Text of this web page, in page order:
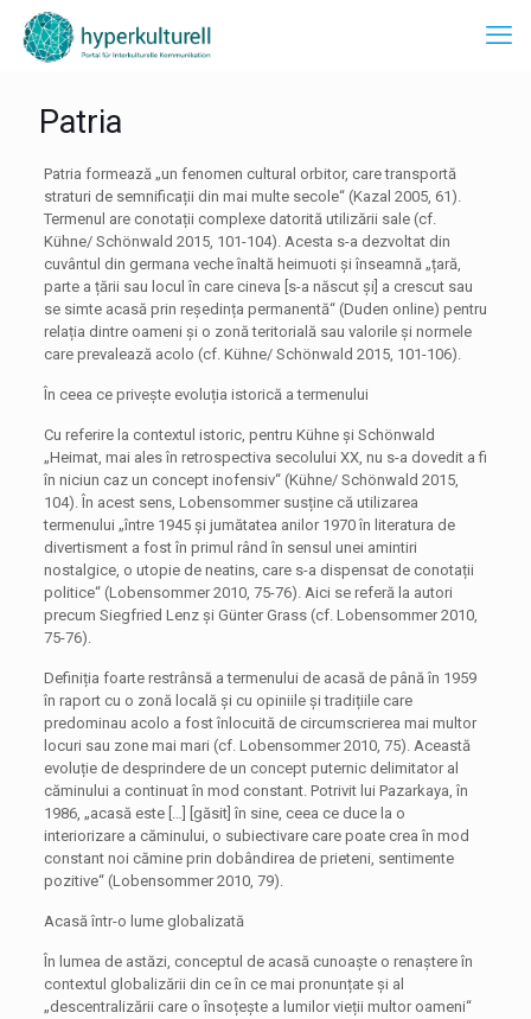
Patria
Patria formează „un fenomen cultural orbitor, care transportă
straturi de semnificații din mai multe secole“ (Kazal 2005, 61).
Termenul are conotații complexe datorită utilizării sale (cf.
Kühne/ Schönwald 2015, 101-104). Acesta s-a dezvoltat din
cuvântul din germana veche înaltă heimuoti și înseamnă „țară,
parte a țării sau locul în care cineva [s-a născut și] a crescut sau
se simte acasă prin reședința permanentă“ (Duden online) pentru
relația dintre oameni și o zonă teritorială sau valorile și normele
care prevalează acolo (cf. Kühne/ Schönwald 2015, 101-106).
În ceea ce privește evoluția istorică a termenului
Cu referire la contextul istoric, pentru Kühne și Schönwald
„Heimat, mai ales în retrospectiva secolului XX, nu s-a dovedit a fi
în niciun caz un concept inofensiv“ (Kühne/ Schönwald 2015,
104). În acest sens, Lobensommer susține că utilizarea
termenului „între 1945 și jumătatea anilor 1970 în literatura de
divertisment a fost în primul rând în sensul unei amintiri
nostalgice, o utopie de neatins, care s-a dispensat de conotații
politice“ (Lobensommer 2010, 75-76). Aici se referă la autori
precum Siegfried Lenz și Günter Grass (cf. Lobensommer 2010,
75-76).
Definiția foarte restrânsă a termenului de acasă de până în 1959
în raport cu o zonă locală și cu opiniile și tradițiile care
predominau acolo a fost înlocuită de circumscrierea mai multor
locuri sau zone mai mari (cf. Lobensommer 2010, 75). Această
evoluție de desprindere de un concept puternic delimitator al
căminului a continuat în mod constant. Potrivit lui Pazarkaya, în
1986, „acasă este […] [găsit] în sine, ceea ce duce la o
interiorizare a căminului, o subiectivare care poate crea în mod
constant noi cămine prin dobândirea de prieteni, sentimente
pozitive“ (Lobensommer 2010, 79).
Acasă într-o lume globalizată
În lumea de astăzi, conceptul de acasă cunoaște o renaștere în
contextul globalizării din ce în ce mai pronunțate și al
„descentralizării care o însoțește a lumilor vieții multor oameni“